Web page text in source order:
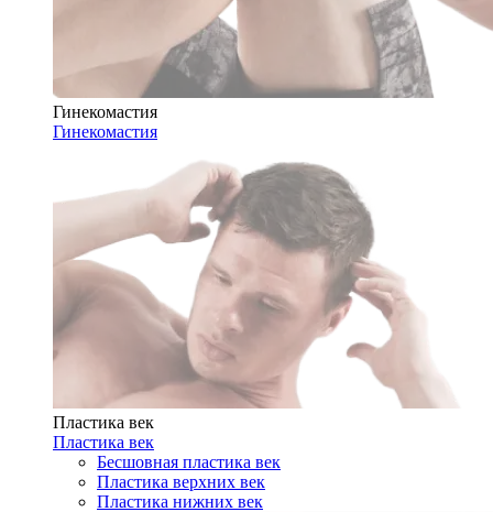
Гинекомастия
Гинекомастия
Пластика век
Пластика век
Бесшовная пластика век
Пластика верхних век
Пластика нижних век